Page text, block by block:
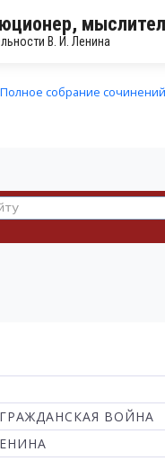
В. И. Ленина
Полное собрание сочинений
ВОЙНА